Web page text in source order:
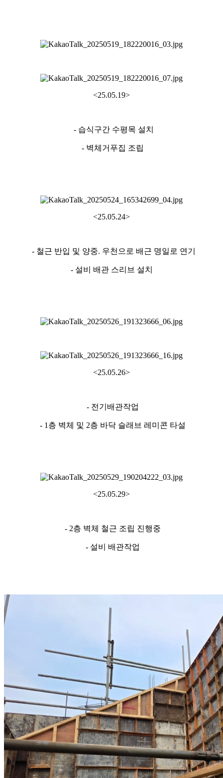
<25.05.19>
- 습식구간 수평목 설치
- 벽체거푸집 조립
<25.05.24>
- 철근 반입 및 양중. 우천으로 배근 명일로 연기
- 설비 배관 스리브 설치
<25.05.26>
- 전기배관작업
- 1층 벽체 및 2층 바닥 슬래브 레미콘 타설
<25.05.29>
- 2층 벽체 철근 조립 진행중
- 설비 배관작업